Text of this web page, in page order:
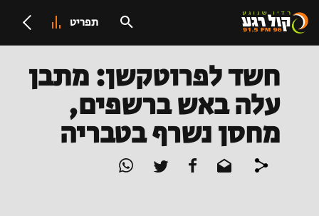
תפריט
חשד לפרוטקשן: מתבן
עלה באש ברשפים,
מחסן נשרף בטבריה